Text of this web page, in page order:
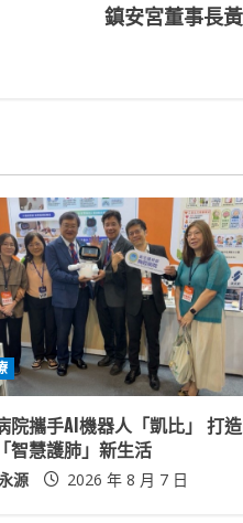
鎮安宮董事長
院攜手AI機器人「凱比」 打造
智慧護肺」新生活
源 2026 年 8 月 7 日